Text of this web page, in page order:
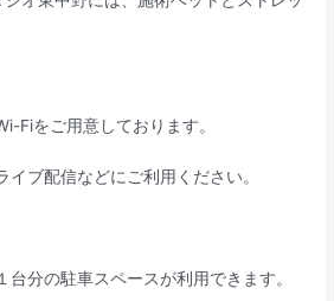
Fiをご用意しております。
イブ配信などにご利用ください。
台分の駐車スペースが利用できます。